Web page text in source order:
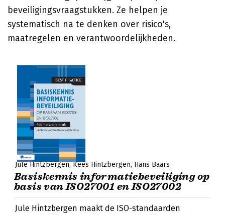
beveiligingsvraagstukken. Ze helpen je
systematisch na te denken over risico's,
maatregelen en verantwoordelijkheden.
Jule Hintzbergen Kees Hintzbergen Hans Baars
Basiskennis informatiebeveiliging op
basis van ISO27001 en ISO27002
Jule Hintzbergen maakt de ISO-standaarden